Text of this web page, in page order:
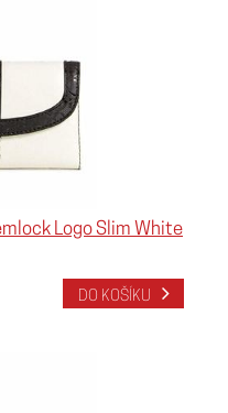
Logo Slim White
DO KOŠÍKU